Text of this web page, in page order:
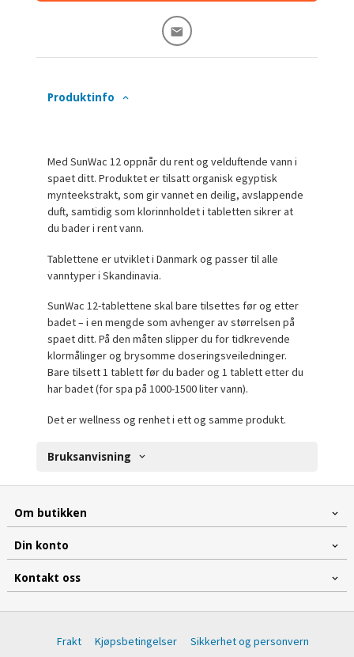
Produktinfo
Med SunWac 12 oppnår du rent og velduftende vann i
spaet ditt. Produktet er tilsatt organisk egyptisk
mynteekstrakt, som gir vannet en deilig, avslappende
duft, samtidig som klorinnholdet i tabletten sikrer at
du bader i rent vann.
Tablettene er utviklet i Danmark og passer til alle
vanntyper i Skandinavia.
SunWac 12-tablettene skal bare tilsettes før og etter
badet – i en mengde som avhenger av størrelsen på
spaet ditt. På den måten slipper du for tidkrevende
klormålinger og brysomme doseringsveiledninger.
Bare tilsett 1 tablett før du bader og 1 tablett etter du
har badet (for spa på 1000-1500 liter vann).
Det er wellness og renhet i ett og samme produkt.
Bruksanvisning
Om butikken
Din konto
Kontakt oss
Frakt Kjøpsbetingelser Sikkerhet og personvern